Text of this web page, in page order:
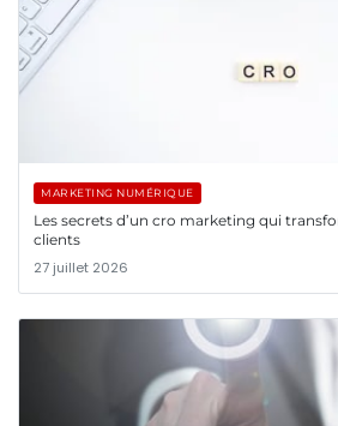
MARKETING NUMÉRIQUE
Les secrets d’un cro marketing qui
clients
27 juillet 2026